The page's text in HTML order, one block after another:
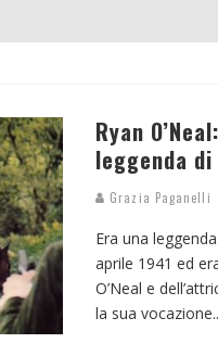
Ryan
leggenda di
Grazia Paganelli
Era una
aprile 1941 ed
O’Neal e
la sua vocazione